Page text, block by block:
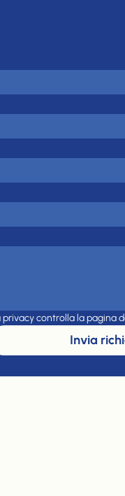
controlla la pagina
Invia